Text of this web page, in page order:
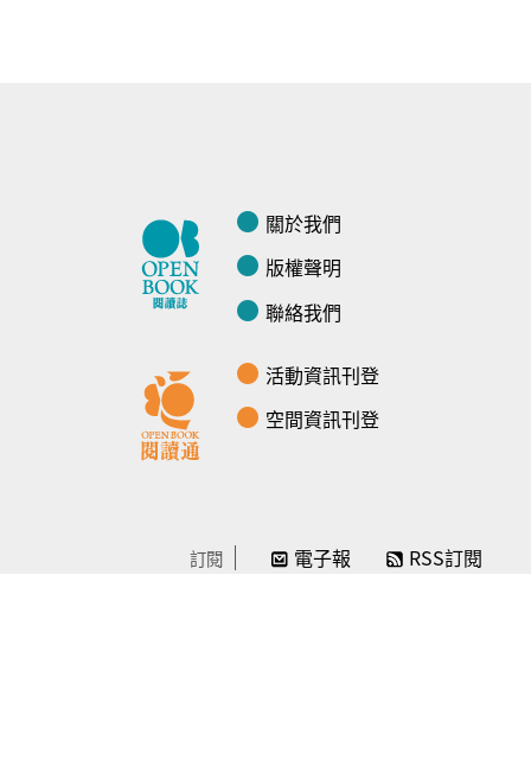
關於我們
版權聲明
聯絡我們
活動資訊刊登
空間資訊刊登
訂閱 電子報 RSS訂閱